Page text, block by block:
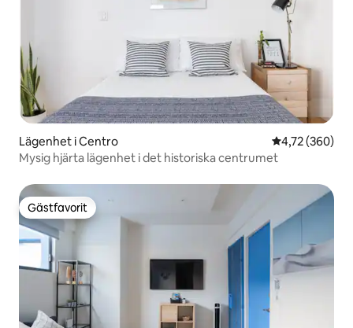
Lägenhet i Centro 4,72 av 5 i
4,72 (360)
Mysig hjärta lägenhet i det historiska centrumet
Gästfavorit
Gästfavorit